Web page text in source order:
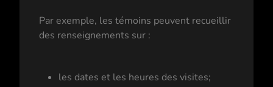
Par exemple, les témoins peuvent recueillir
des renseignements sur :
les dates et les heures des visites;